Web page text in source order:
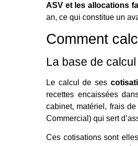
ASV et les allocations
an, ce qui constitue un
Comment
La base de
Le calcul de ses
recettes encaissées
cabinet, matériel, frais
Commercial) qui sert
Ces cotisations sont